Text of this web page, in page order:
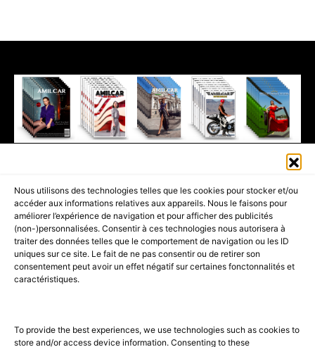
Nous utilisons des technologies telles que les cookies pour stocker et/ou
accéder aux informations relatives aux appareils. Nous le faisons pour
améliorer l’expérience de navigation et pour afficher des publicités
(non-)personnalisées. Consentir à ces technologies nous autorisera à
traiter des données telles que le comportement de navigation ou les ID
uniques sur ce site. Le fait de ne pas consentir ou de retirer son
consentement peut avoir un effet négatif sur certaines fonctonnalités et
caractéristiques.
To provide the best experiences, we use technologies such as cookies to
store and/or access device information. Consenting to these
PART OF THEAMILCAR MAGAZINE GROUP.EDITOR - ADVERTISING
AGENCE MEDIANE.
ACCUEIL BEST OF LUXE
35 MAGAZINES
SHOPPING & CONCIERGERIE
Voyages Contact